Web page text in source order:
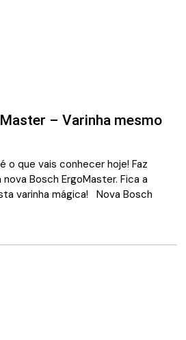
– Varinha mesmo
o que vais conhecer hoje! Faz
Bosch ErgoMaster. Fica a
varinha mágica! Nova Bosch